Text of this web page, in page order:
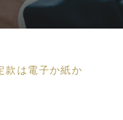
款は電子か紙か